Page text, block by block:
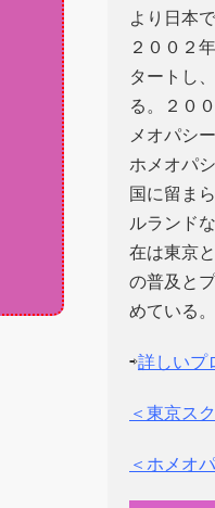
より日本
２００２
タートし
る。２０
メオパシ
ホメオパ
国に留ま
ルランド
在は東京
の普及と
めている。
⇨詳しいプ
＜東京ス
＜ホメオ